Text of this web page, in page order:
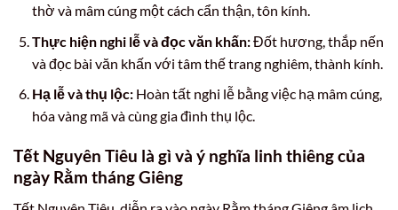
thờ và mâm cúng một cách cẩn thận, tôn kính.
Thực hiện nghi lễ và đọc văn khấn:Đốt hương, thắp nến
và đọc bài văn khấn với tâm thế trang nghiêm, thành kính.
Hạ lễ và thụ lộc:Hoàn tất nghi lễ bằng việc hạ mâm cúng,
hóa vàng mã và cùng gia đình thụ lộc.
Tết Nguyên Tiêu là gì và ý nghĩa linh thiêng của
ngày Rằm tháng Giêng